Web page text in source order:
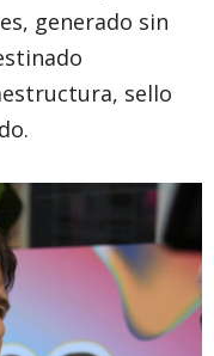
generado sin
sello